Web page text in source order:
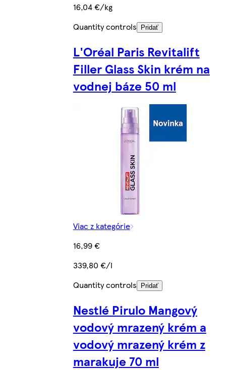
16,04 €/kg
Quantity controls
Pridať
L'Oréal Paris Revitalift
Filler Glass Skin krém na
vodnej báze 50 ml
Viac z kategórie
16,99 €
339,80 €/l
Quantity controls
Pridať
Nestlé Pirulo Mangový
vodový mrazený krém a
vodový mrazený krém z
marakuje 70 ml